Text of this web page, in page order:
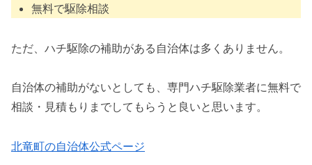
無料で駆除相談
ただ、ハチ駆除の補助がある自治体は多くありません。
自治体の補助がないとしても、専門ハチ駆除業者に無料で
相談・見積もりまでしてもらうと良いと思います。
北竜町の自治体公式ページ